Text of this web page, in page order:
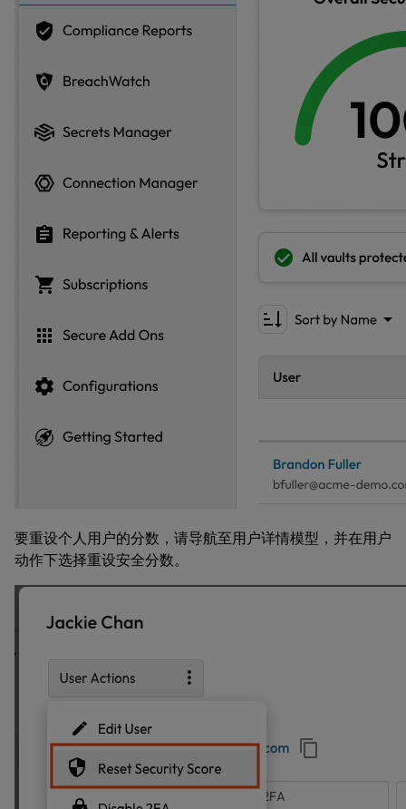
要重设个人用户的分数，请导航至用户详情模型，并在用户
动作下选择重设安全分数。